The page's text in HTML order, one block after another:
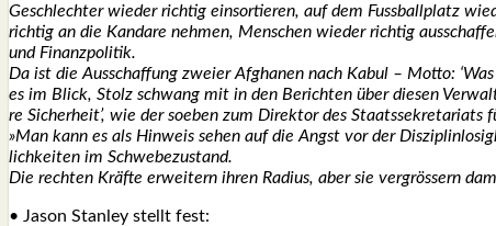
Geschlech­ter wie­der rich­tig ein­sor­tie­ren, auf dem Fuss­ball­platz
rich­tig an die Kan­da­re neh­men, Men­schen wie­der rich­tig
und Finanz­po­li­tik.
Da ist die Aus­schaf­fung zwei­er Afgha­nen nach Kabul – Mot­to:
es im Blick, Stolz schwang mit in den Berich­ten über die­sen
re Sicher­heit’, wie der soeben zum Direk­tor des
»Man kann es als Hin­weis sehen auf die Angst vor der
lich­kei­ten im Schwe­be­zu­stand.
Die rech­ten Kräf­te erwei­tern ihren Radi­us, aber sie ver­grös­sern
• Jason Stan­ley stellt fest: